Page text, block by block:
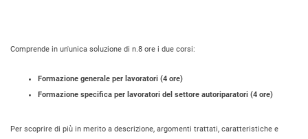
Comprende in un'unica soluzione di n.8 ore i due corsi:
Formazione generale per lavoratori (4 ore)
Formazione specifica per lavoratori del settore autoriparatori (4 ore)
Per scoprire di più in merito a descrizione, argomenti trattati, caratteristiche e